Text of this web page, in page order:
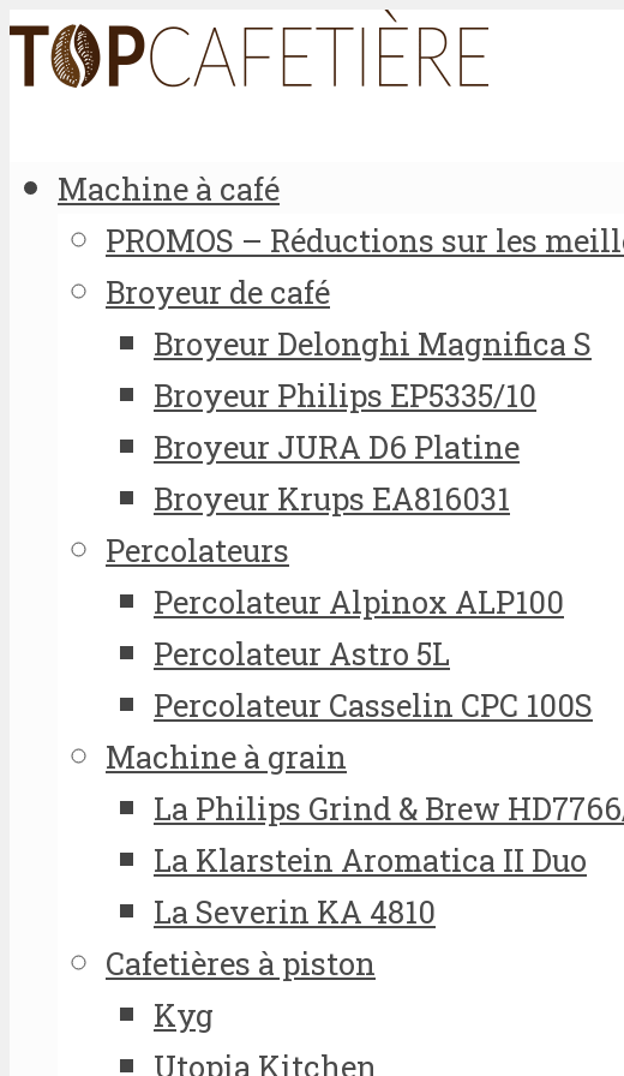
Machine à café
PROMOS – Réductions sur les
Broyeur de café
Broyeur Delonghi Magnifica S
Broyeur Philips EP5335/10
Broyeur JURA D6 Platine
Broyeur Krups EA816031
Percolateurs
Percolateur Alpinox ALP100
Percolateur Astro 5L
Percolateur Casselin CPC 100S
Machine à grain
La Philips Grind & Brew
La Klarstein Aromatica II Duo
La Severin KA 4810
Cafetières à piston
Kyg
Utopia Kitchen